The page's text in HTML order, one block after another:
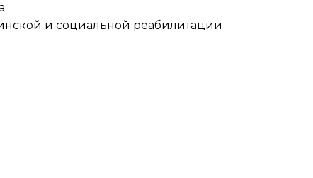
и социальной реабилитации